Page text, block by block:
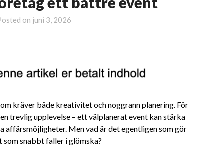
on juni 3, 2026
kräver både kreativitet och noggrann planering. För
trevlig upplevelse – ett välplanerat event kan stärka
affärsmöjligheter. Men vad är det egentligen som gör
som snabbt faller i glömska?